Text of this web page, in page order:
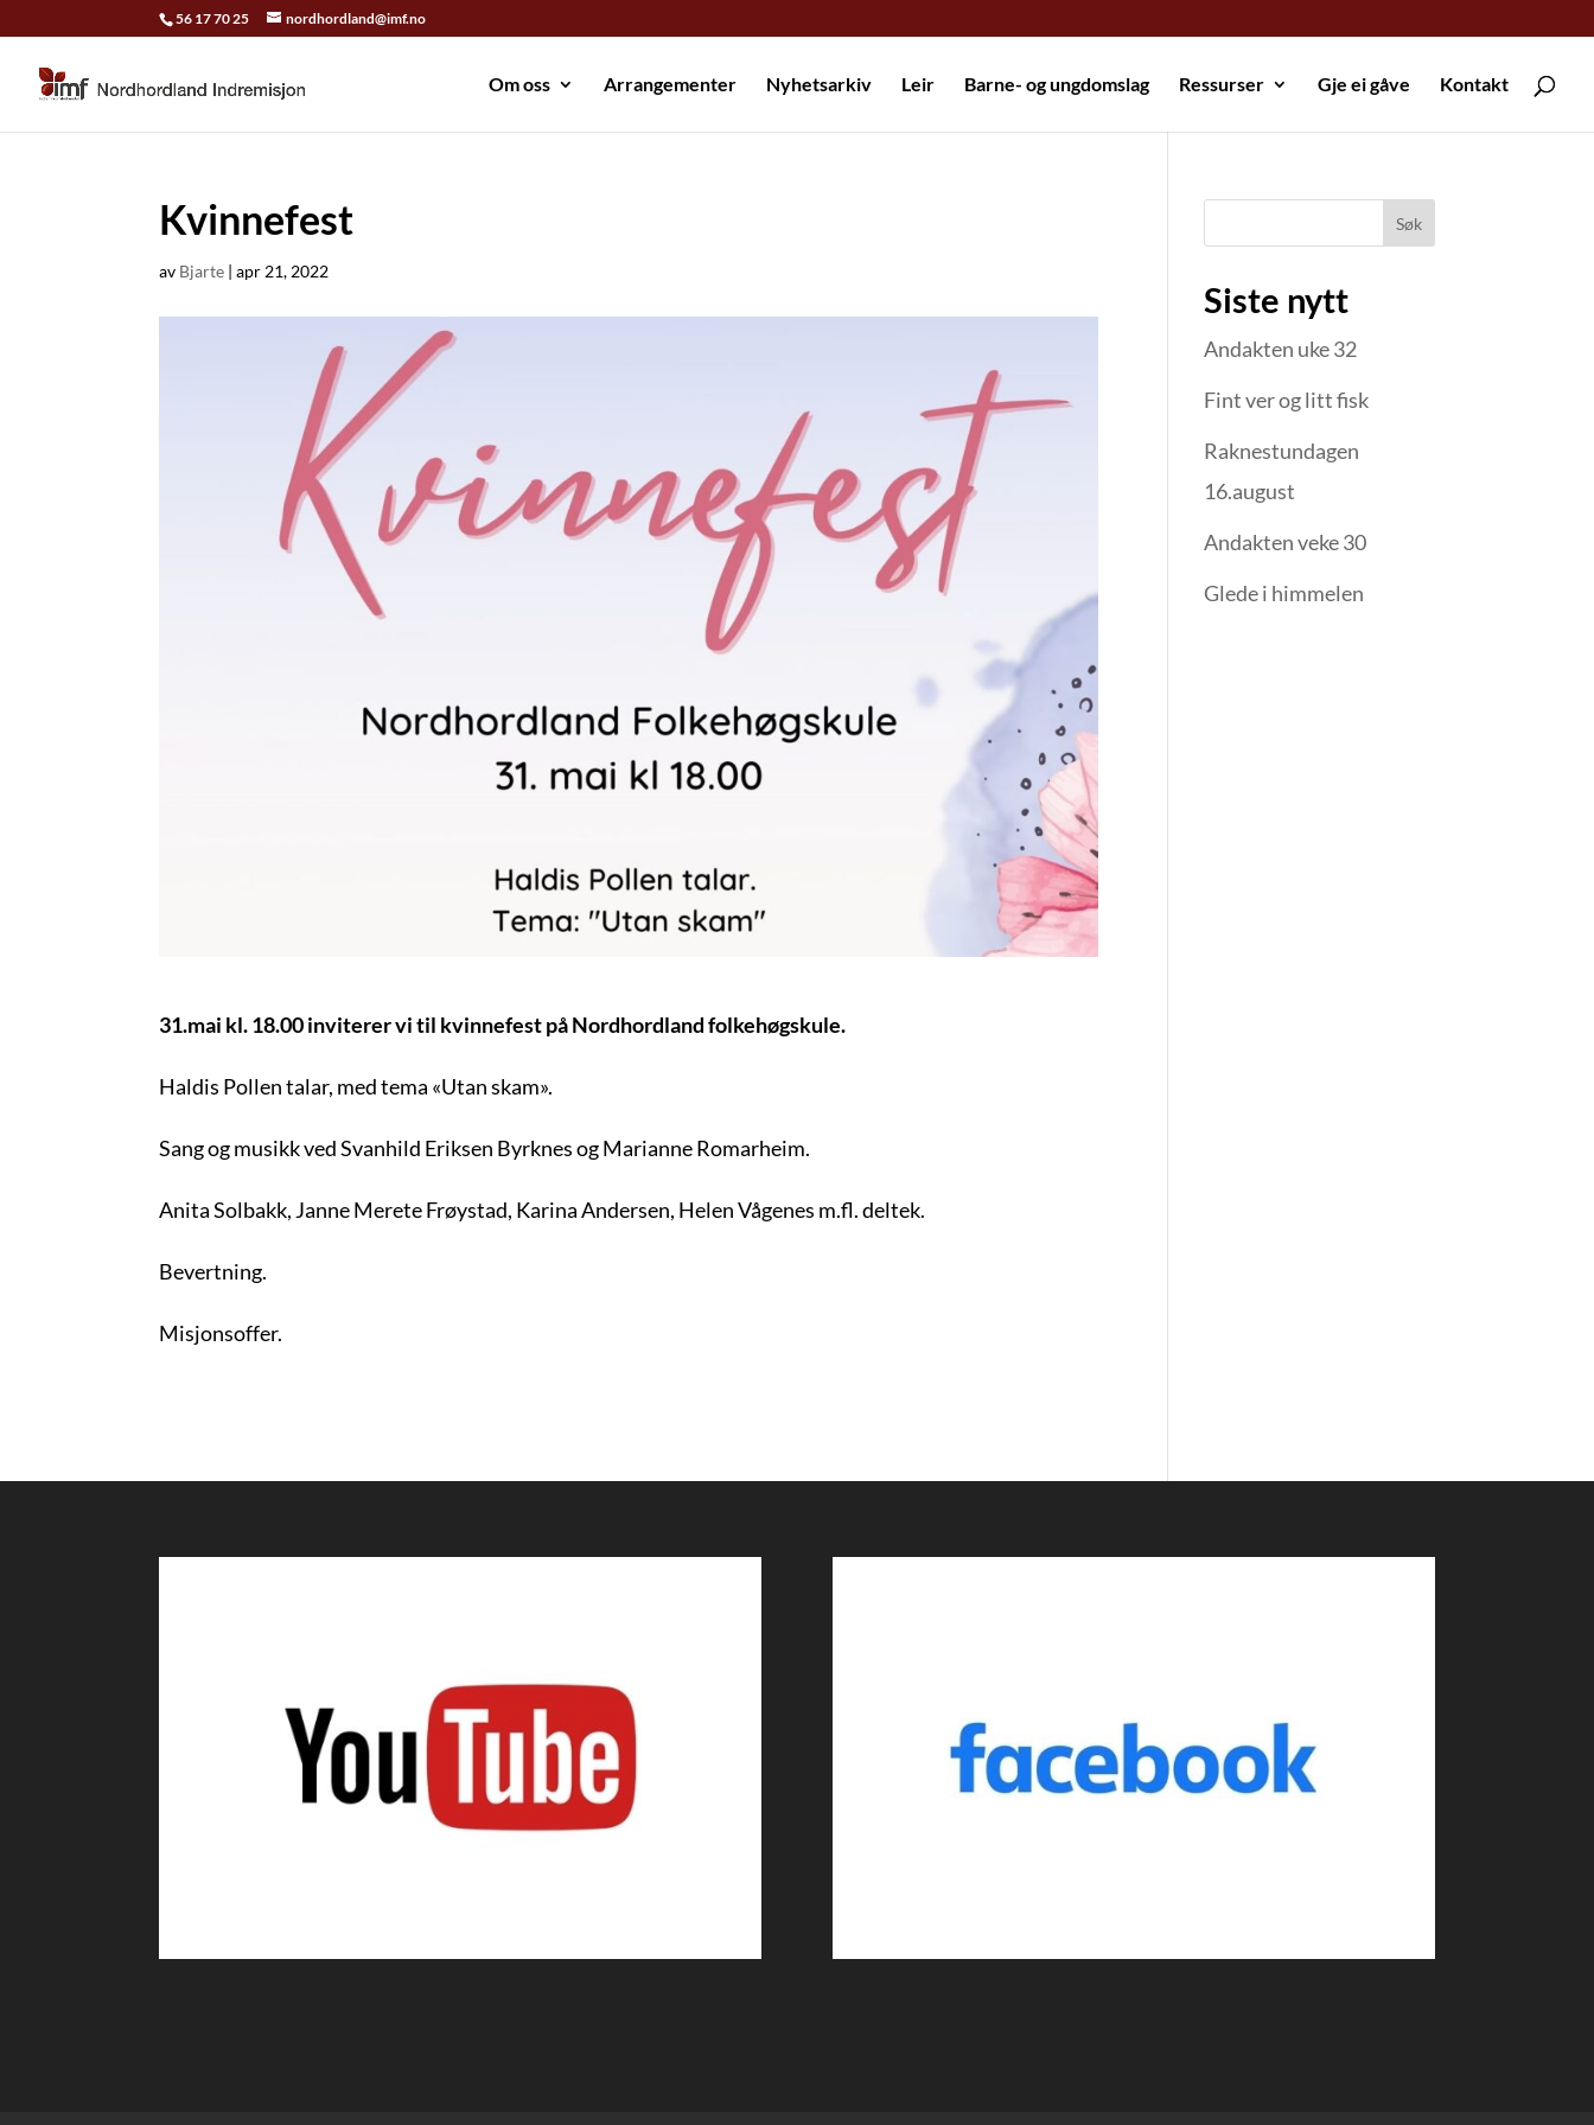
56 17 70 25 nordhordland@imf.no
Om oss Arrangementer Nyhetsarkiv Leir Barne- og ungdomslag Ressurser Gje ei gåve Kontakt
Kvinnefest
av Bjarte |apr 21, 2022
31.mai kl. 18.00 inviterer vi til kvinnefest på Nordhordland folkehøgskule.
Haldis Pollen talar, med tema «Utan skam».
Sang og musikk ved Svanhild Eriksen Byrknes og Marianne Romarheim.
Anita Solbakk, Janne Merete Frøystad, Karina Andersen, Helen Vågenes m.fl. deltek.
Bevertning.
Misjonsoffer.
Søk
Siste nytt
Andakten uke 32
Fint ver og litt fisk
Raknestundagen
16.august
Andakten veke 30
Glede i himmelen